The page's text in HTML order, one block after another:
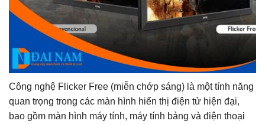
Công nghệ Flicker Free (miễn chớp sáng) là một tính năng
quan trọng trong các màn hình hiển thị điện tử hiện đại,
bao gồm màn hình máy tính, máy tính bảng và điện thoại